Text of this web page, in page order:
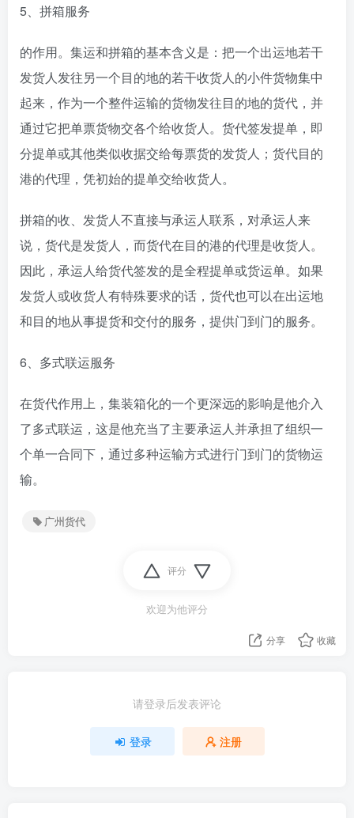
5、拼箱服务
的作用。集运和拼箱的基本含义是：把一个出运地若干
发货人发往另一个目的地的若干收货人的小件货物集中
起来，作为一个整件运输的货物发往目的地的货代，并
通过它把单票货物交各个给收货人。货代签发提单，即
分提单或其他类似收据交给每票货的发货人；货代目的
港的代理，凭初始的提单交给收货人。
拼箱的收、发货人不直接与承运人联系，对承运人来
说，货代是发货人，而货代在目的港的代理是收货人。
因此，承运人给货代签发的是全程提单或货运单。如果
发货人或收货人有特殊要求的话，货代也可以在出运地
和目的地从事提货和交付的服务，提供门到门的服务。
6、多式联运服务
在货代作用上，集装箱化的一个更深远的影响是他介入
了多式联运，这是他充当了主要承运人并承担了组织一
个单一合同下，通过多种运输方式进行门到门的货物运
输。
广州货代
评分
欢迎为他评分
分享 收藏
请登录后发表评论
登录 注册